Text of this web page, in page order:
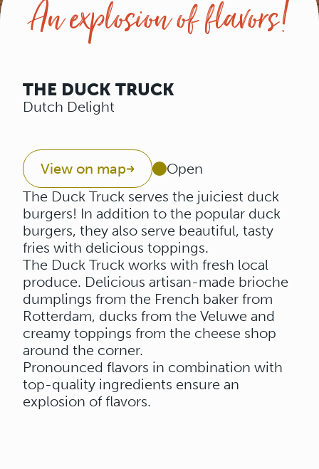
An explosion of flavors!
THE DUCK TRUCK
Dutch Delight
View on map
Open
The Duck Truck serves the juiciest duck
burgers! In addition to the popular duck
burgers, they also serve beautiful, tasty
fries with delicious toppings.
The Duck Truck works with fresh local
produce. Delicious artisan-made brioche
dumplings from the French baker from
Rotterdam, ducks from the Veluwe and
creamy toppings from the cheese shop
around the corner.
Pronounced flavors in combination with
top-quality ingredients ensure an
explosion of flavors.